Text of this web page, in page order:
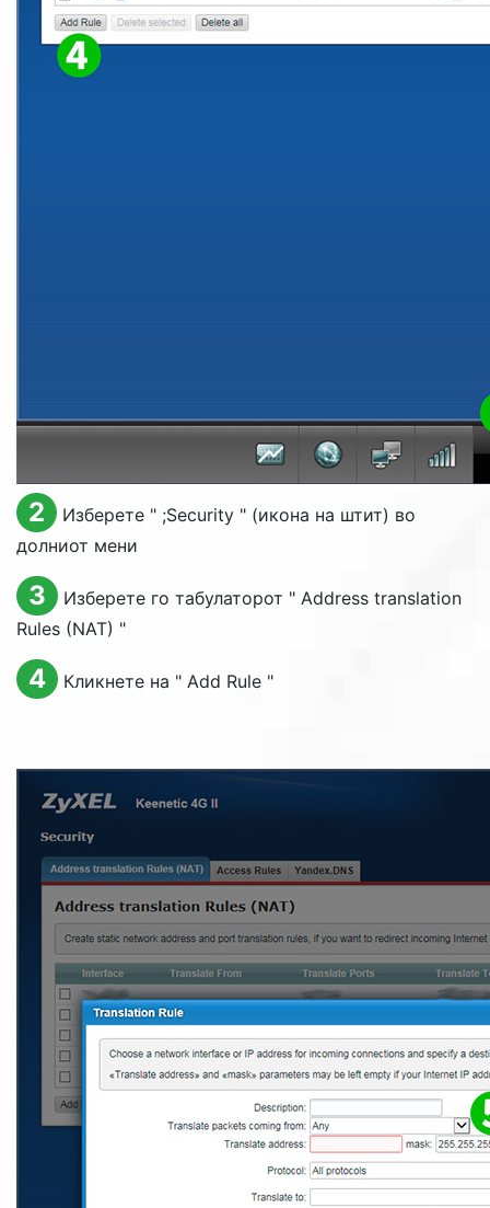
2 Изберете " ;Security" (икона на штит) во
долниот мени
3 Изберете го табулаторот " Address translation
Rules (NAT) "
4 Кликнете на " Add Rule"